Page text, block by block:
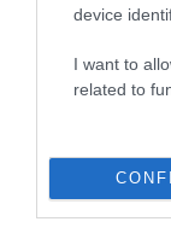
device
I want to
related to
Megosztás:
Címkék:
Korábbi